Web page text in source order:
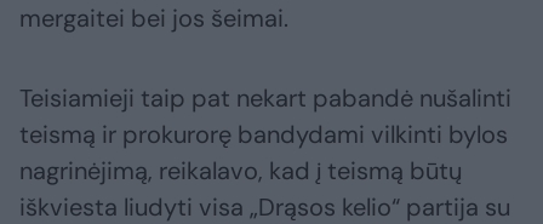
mergaitei bei jos šeimai.
Teisiamieji taip pat nekart pabandė nušalinti
teismą ir prokurorę bandydami vilkinti bylos
nagrinėjimą, reikalavo, kad į teismą būtų
iškviesta liudyti visa „Drąsos kelio“ partija su